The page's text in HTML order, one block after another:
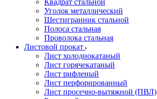
Квадрат стальной
Уголок металлический
Шестигранник стальной
Полоса стальная
Проволока стальная
Листовой прокат
Лист холоднокатаный
Лист горячекатаный
Лист рифленый
Лист перфорированный
Лист просечно-вытяжной (ПВЛ)